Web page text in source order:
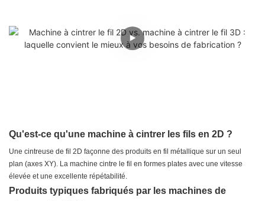
Qu'est-ce qu'une machine à cintrer les fils en 2D ?
Une cintreuse de fil 2D façonne des produits en fil métallique sur un seul
plan (axes XY). La machine cintre le fil en formes plates avec une vitesse
élevée et une excellente répétabilité.
Produits typiques fabriqués par les machines de